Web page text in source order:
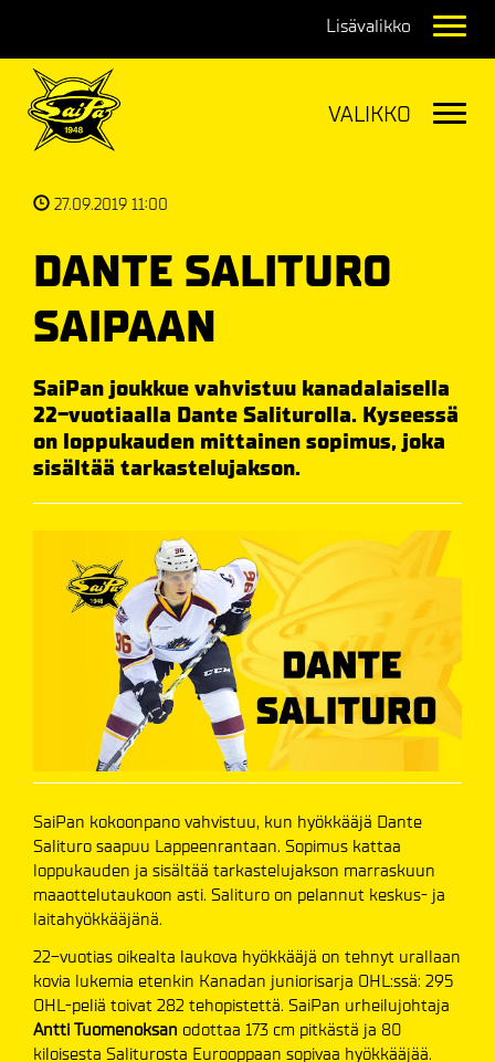
27.09.2019 11:00
DANTE SALITURO
SAIPAAN
SaiPan joukkue vahvistuu kanadalaisella
22-vuotiaalla Dante Saliturolla. Kyseessä
on loppukauden mittainen sopimus, joka
sisältää tarkastelujakson.
SaiPan kokoonpano vahvistuu, kun hyökkääjä Dante
Salituro saapuu Lappeenrantaan. Sopimus kattaa
loppukauden ja sisältää tarkastelujakson marraskuun
maaottelutaukoon asti. Salituro on pelannut keskus- ja
laitahyökkääjänä.
22-vuotias oikealta laukova hyökkääjä on tehnyt urallaan
kovia lukemia etenkin Kanadan juniorisarja OHL:ssä: 295
OHL-peliä toivat 282 tehopistettä. SaiPan urheilujohtaja
Antti Tuomenoksan odottaa 173 cm pitkästä ja 80
kiloisesta Saliturosta Eurooppaan sopivaa hyökkääjää.